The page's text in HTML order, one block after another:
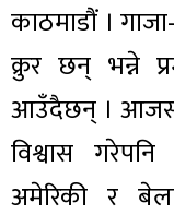
काठमाडौं ।
क्रुर छन् भन्ने
आउँदैछन् ।
विश्वास
अमेरिकी र